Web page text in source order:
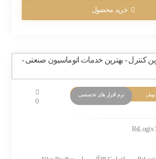
خرید محصول
تومان نرم افزار های تخصصی
0